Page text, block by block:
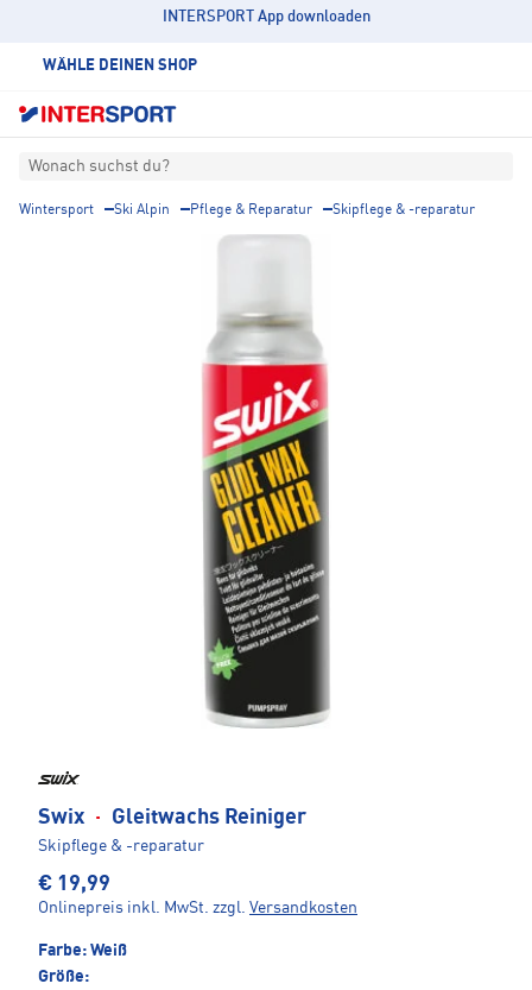
INTERSPORT App downloaden
WÄHLE DEINEN SHOP
Wonach suchst du?
Wintersport Ski Alpin Pflege & Reparatur Skipflege & -reparatur
Swix · Gleitwachs Reiniger
Skipflege & -reparatur
€ 19,99
Onlinepreis inkl. MwSt. zzgl. Versandkosten
Farbe: Weiß
Größe: